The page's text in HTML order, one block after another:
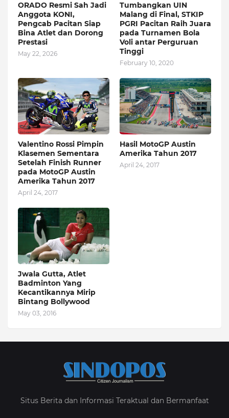
ORADO Resmi Sah Jadi
Anggota KONI,
Pengcab Pacitan Siap
Bina Atlet dan Dorong
Prestasi
May 22, 2026
Tumbangkan UIN
Malang di Final, STKIP
PGRI Pacitan Raih Juara
pada Turnamen Bola
Voli antar Perguruan
Tinggi
February 10, 2020
Valentino Rossi Pimpin
Klasemen Sementara
Setelah Finish Runner
pada MotoGP Austin
Amerika Tahun 2017
April 24, 2017
Hasil MotoGP Austin
Amerika Tahun 2017
April 24, 2017
Jwala Gutta, Atlet
Badminton Yang
Kecantikannya Mirip
Bintang Bollywood
May 03, 2016
Situs Berita dan Informasi Teraktual dan Bermanfaat